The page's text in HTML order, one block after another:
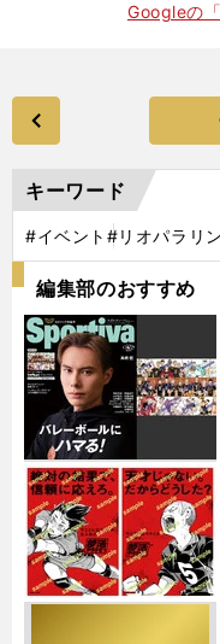
Googleの
キーワード
#イベント #リオパラリ
編集部のおすすめ